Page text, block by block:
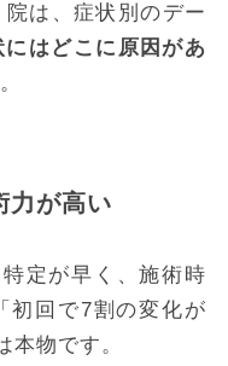
は、症状別のデー
にはどこに原因があ
が高い
定が早く、施術時
初回で7割の変化が
本物です。